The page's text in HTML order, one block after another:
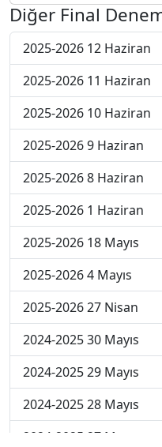
Diğer Final
2025-2026 12 Haziran
2025-2026 11 Haziran
2025-2026 10 Haziran
2025-2026 9 Haziran
2025-2026 8 Haziran
2025-2026 1 Haziran
2025-2026 18 Mayıs
2025-2026 4 Mayıs
2025-2026 27 Nisan
2024-2025 30 Mayıs
2024-2025 29 Mayıs
2024-2025 28 Mayıs
2024-2025 27 Mayıs